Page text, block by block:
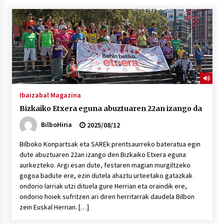
“Hiztegi bat” Gorka Urbizuk idatzitako letren
hiztegia
2026/07/23
Bakaikuko barnetegitik gazteek egindako saio
berezia
Tuba eta bonbardinoaren astea, Bilboko
Kontserbatorioan protagonista
2026/07/15
Gaur abitua da Bilbao bbk live jaialdia
Ibaizabal Magazina
Bizkaiko Etxera eguna abuztuaren 22an izango da
BilboHiria
2025/08/12
Bilboko Konpartsak eta SAREk prentsaurreko bateratua egin
dute abuztuaren 22an izango den Bizkaiko Etxera eguna
aurkezteko. Argi esan dute, festaren magian murgiltzeko
gogoa badute ere, ezin dutela ahaztu urteetako gatazkak
ondorio larriak utzi dituela gure Herrian eta oraindik ere,
ondorio hoiek sufritzen ari diren herritarrak daudela Bilbon
zein Euskal Herrian. […]